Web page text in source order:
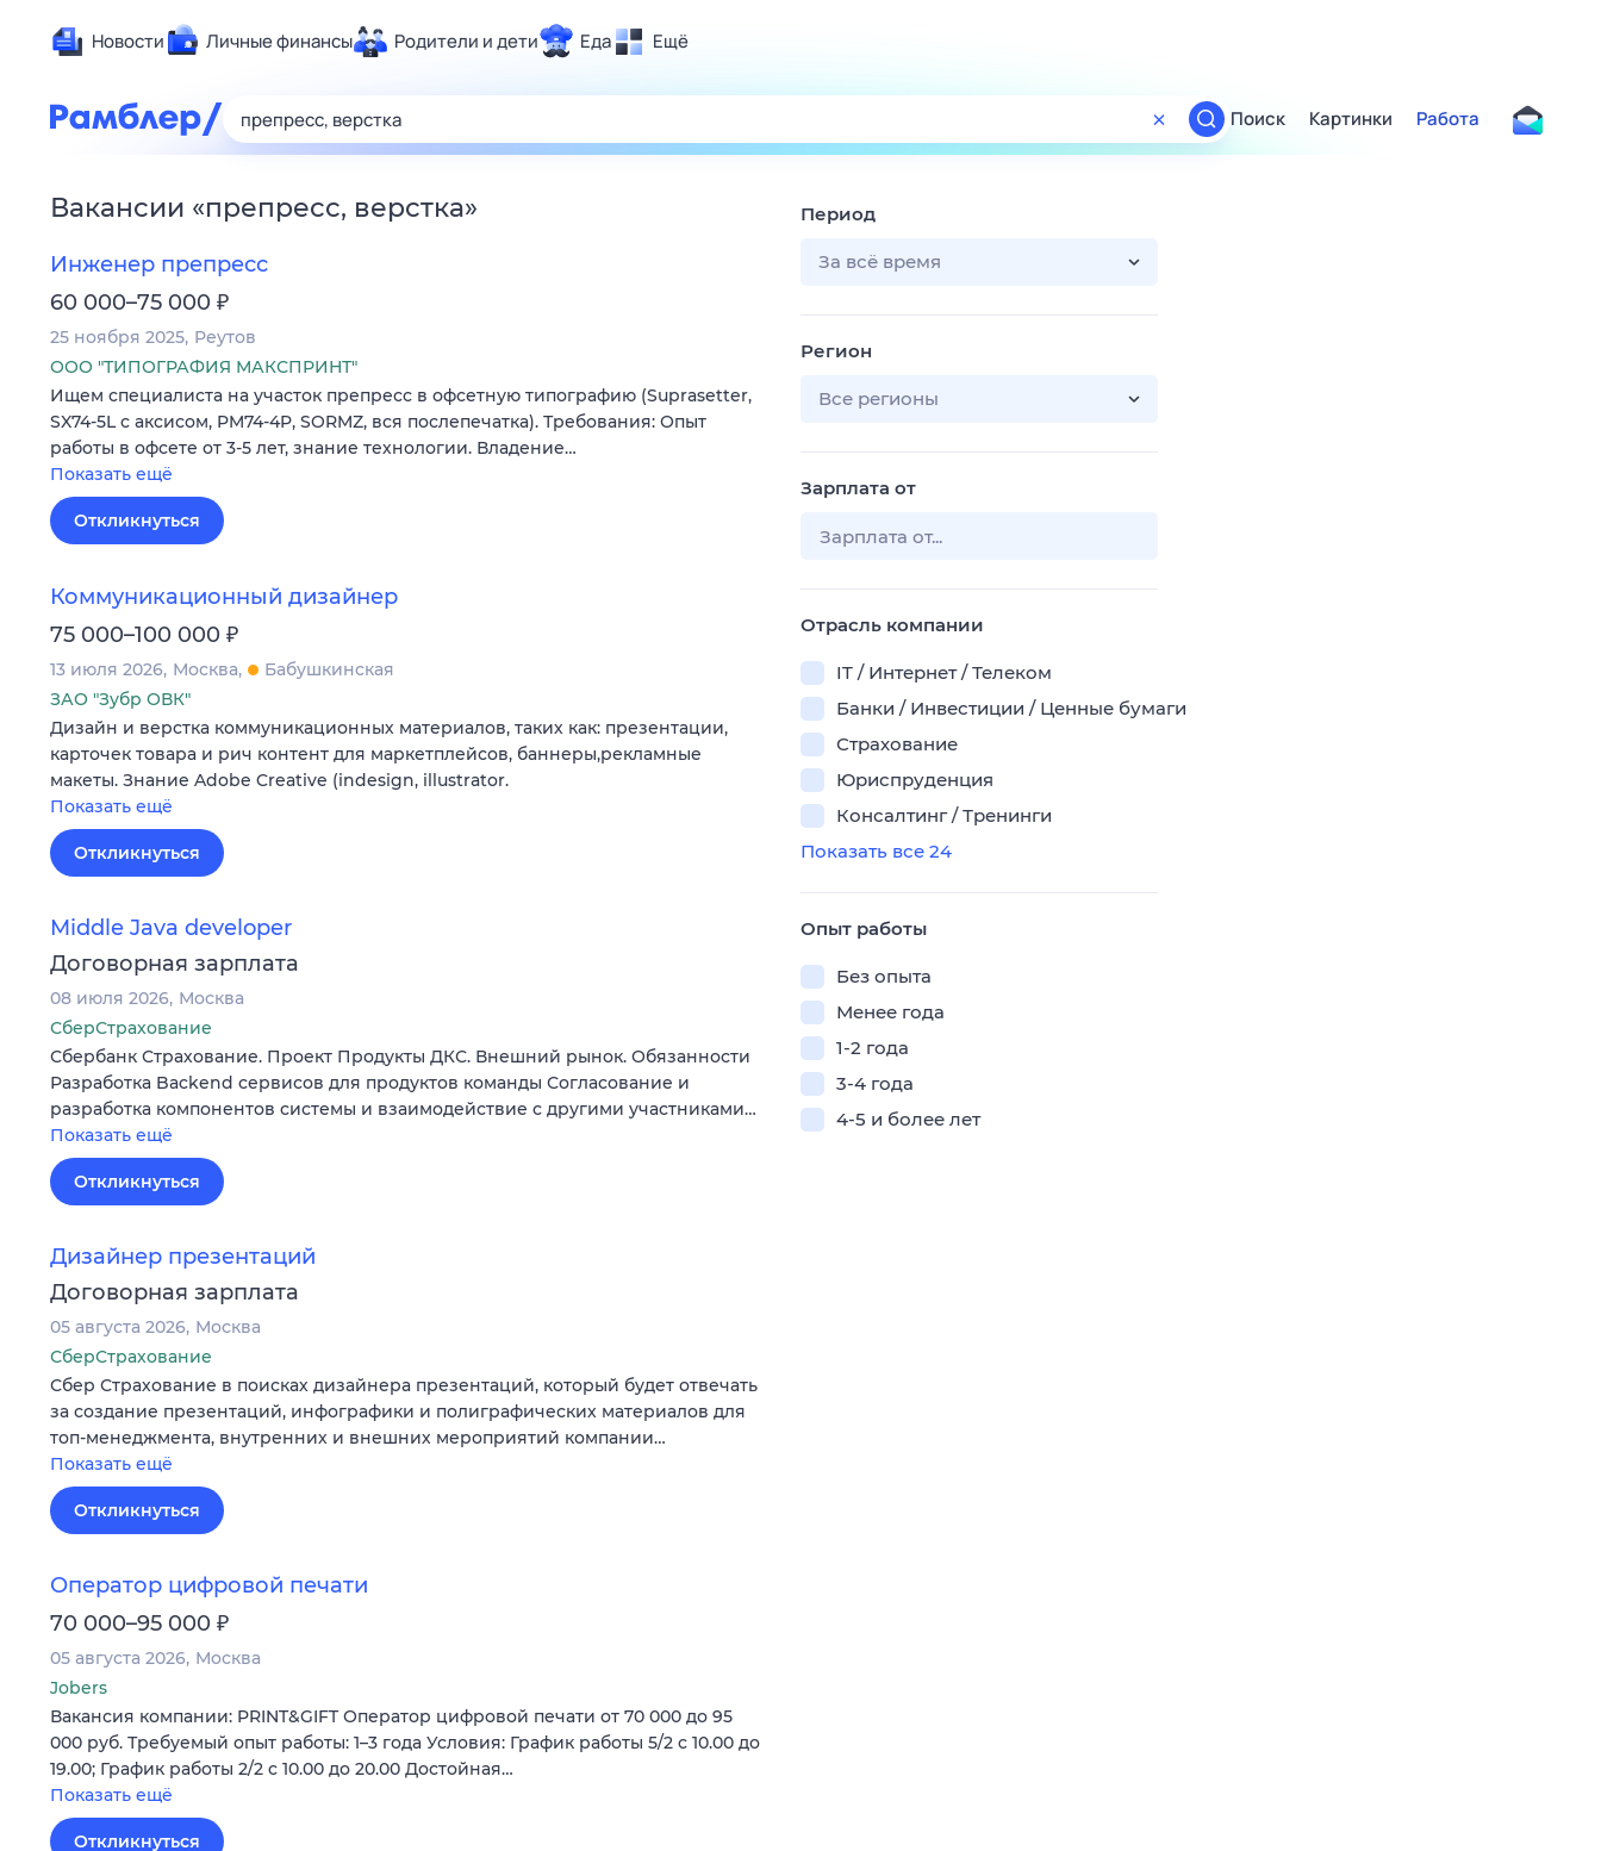
Новости Личные финансы Родители и дети Еда Ещё
Развлечения и отдых
Спорт
Сберегаем вместе
Гороскопы
Поиск
ТВ-программа
Поиск Картинки Работа
Вакансии «препресс, верстка»
Инженер препресс
60 000–75 000 ₽
25 ноября 2025 Реутов
ООО "ТИПОГРАФИЯ МАКСПРИНТ"
Ищем специалиста на участок препресс в офсетную типографию (Suprasetter,
SX74-5L с аксисом, PM74-4P, SORMZ, вся послепечатка). Требования: Опыт
работы в офсете от 3-5 лет, знание технологии. Владение…
Показать ещё
Откликнуться
Коммуникационный дизайнер
75 000–100 000 ₽
13 июля 2026 Москва
Бабушкинская
ЗАО "Зубр ОВК"
Дизайн и верстка коммуникационных материалов, таких как: презентации,
карточек товара и рич контент для маркетплейсов, баннеры,рекламные
макеты. Знание Adobe Creative (indesign, illustrator.
Показать ещё
Откликнуться
Middle Java developer
Договорная зарплата
08 июля 2026 Москва
СберСтрахование
Сбербанк Страхование. Проект Продукты ДКС. Внешний рынок. Обязанности
Разработка Backend сервисов для продуктов команды Согласование и
разработка компонентов системы и взаимодействие с другими участниками…
Показать ещё
Откликнуться
Дизайнер презентаций
Договорная зарплата
05 августа 2026 Москва
СберСтрахование
Сбер Страхование в поисках дизайнера презентаций, который будет отвечать
за создание презентаций, инфографики и полиграфических материалов для
топ-менеджмента, внутренних и внешних мероприятий компании…
Показать ещё
Откликнуться
Оператор цифровой печати
70 000–95 000 ₽
05 августа 2026 Москва
Jobers
Вакансия компании: PRINT&GIFT Оператор цифровой печати от 70 000 до 95
000 руб. Требуемый опыт работы: 1–3 года Условия: График работы 5/2 с 10.00 до
19.00; График работы 2/2 c 10.00 до 20.00 Достойная…
Показать ещё
Откликнуться
Период
За всё время
Регион
Все регионы
Зарплата от
Отрасль компании
IT / Интернет / Телеком
Банки / Инвестиции / Ценные бумаги
Страхование
Юриспруденция
Консалтинг / Тренинги
Показать все 24
Опыт работы
Без опыта
Менее года
1-2 года
3-4 года
4-5 и более лет